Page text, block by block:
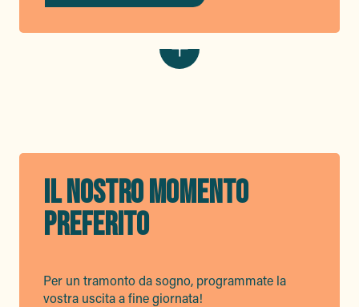
IL NOSTRO MOMENTO
PREFERITO
Per un tramonto da sogno, programmate la
vostra uscita a fine giornata!